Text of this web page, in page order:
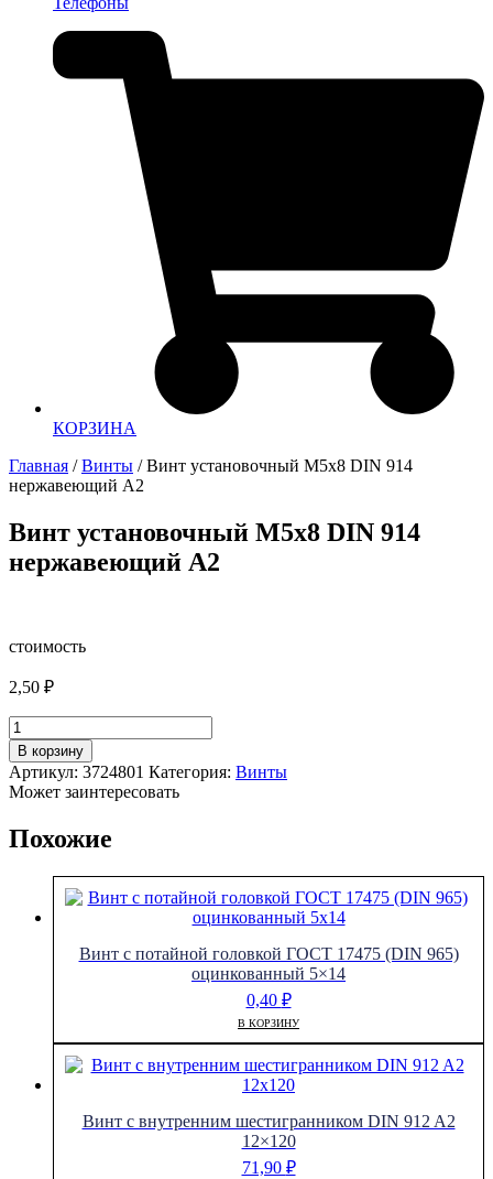
КОРЗИНА
Главная /Винты / Винт установочный М5х8 DIN 914
нержавеющий А2
Винт установочный М5х8 DIN 914
нержавеющий А2
стоимость
2,50 ₽
Количество
товара
Винт
установочный
М5х8
914
В корзину
Артикул: 3724801 Категория: Винты
Может заинтересовать
Похожие
Винт с потайной головкой ГОСТ 17475 (DIN 965)
оцинкованный 5×14
0,40 ₽
В КОРЗИНУ
Винт с внутренним шестигранником DIN 912 A2
12×120
71,90 ₽